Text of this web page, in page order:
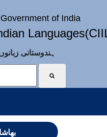
of India
ہندوستانی